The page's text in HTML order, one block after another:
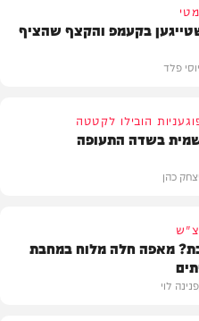
בקעמפ והקצף שהציף
יוסי פלד
הובילו לקטטה
בשדה התעופה
יצחק כהן
מאפה חלה מלוח במחבת
פנינה לוי